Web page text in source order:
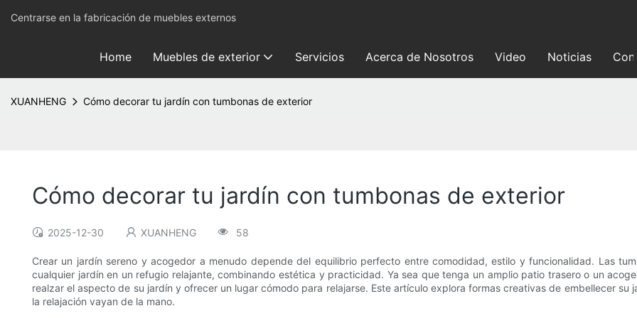
Centrarse en la fabricación de muebles externos
Home Muebles de exterior Servicios Acerca de Nosotros Video Noticias
XUANHENG Cómo decorar tu jardín con tumbonas de exterior
Cómo decorar tu jardín con tumbonas de exterior
2025-12-30 XUANHENG 58
Crear un jardín sereno y acogedor a menudo depende del equilibrio perfecto entre comodidad, estilo y funcionalidad. Las
cualquier jardín en un refugio relajante, combinando estética y practicidad. Ya sea que tenga un amplio patio trasero o un
realzar el aspecto de su jardín y ofrecer un lugar cómodo para relajarse. Este artículo explora formas creativas de embellecer
la relajación vayan de la mano.